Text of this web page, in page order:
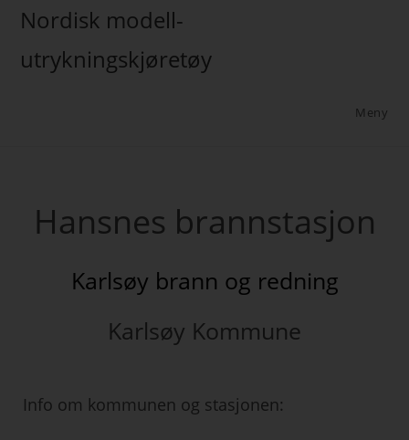
Nordisk modell-
utrykningskjøretøy
Meny
Hansnes brannstasjon
Karlsøy brann og redning
Karlsøy Kommune
Info om kommunen og stasjonen: